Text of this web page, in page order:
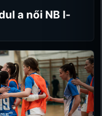
a női NB I-